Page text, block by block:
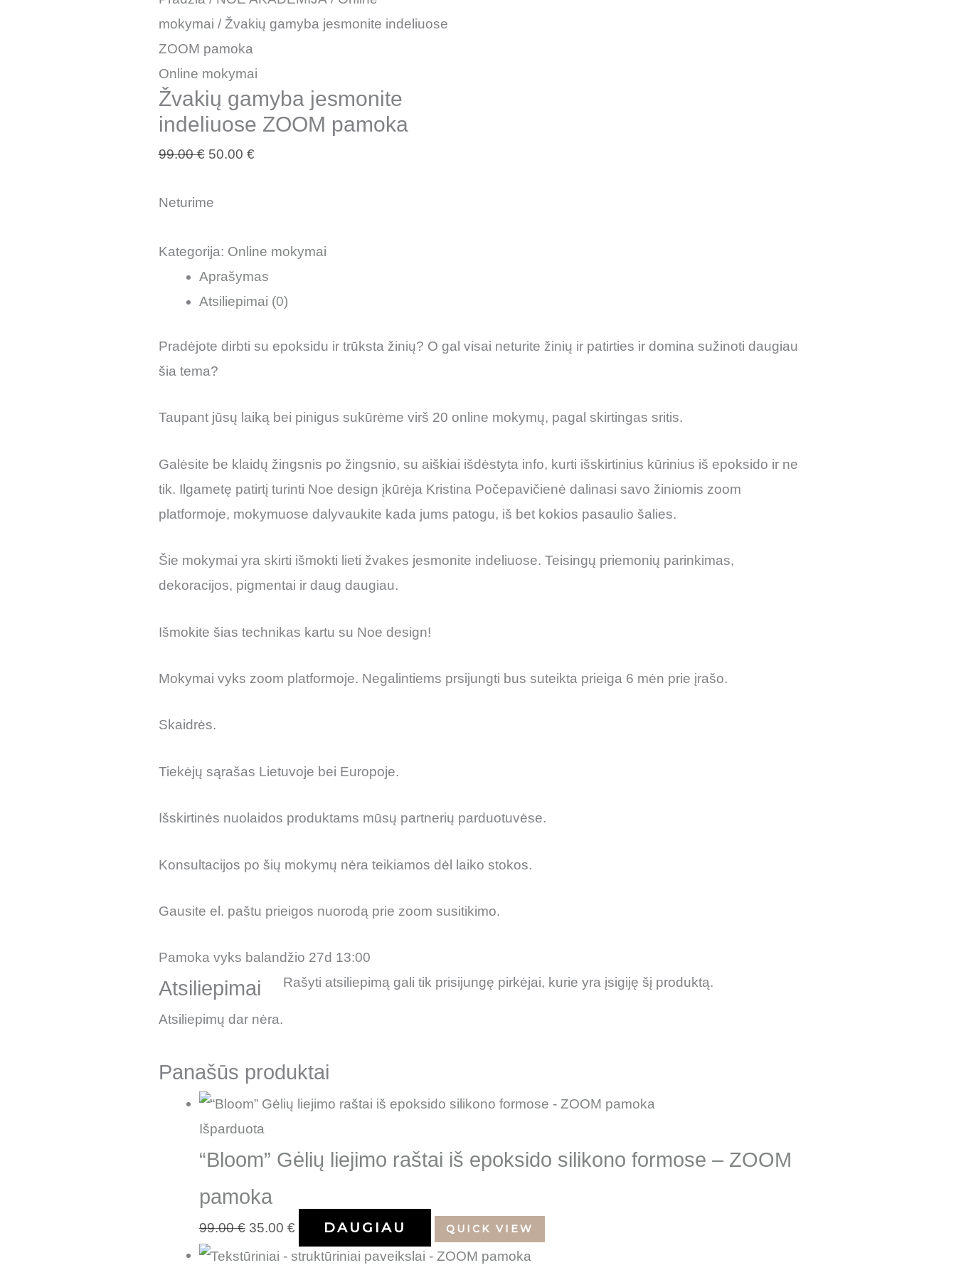
mokymai / Žvakių gamyba jesmonite indeliuose
ZOOM pamoka
Online mokymai
Žvakių gamyba jesmonite
indeliuose ZOOM pamoka
99.00€ 50.00 €
Neturime
Kategorija: Online mokymai
Aprašymas
Atsiliepimai (0)
Pradėjote dirbti su epoksidu ir trūksta žinių? O gal visai neturite žinių ir patirties ir domina sužinoti daugiau
šia tema?
Taupant jūsų laiką bei pinigus sukūrėme virš 20 online mokymų, pagal skirtingas sritis.
Galėsite be klaidų žingsnis po žingsnio, su aiškiai išdėstyta info, kurti išskirtinius kūrinius iš epoksido ir ne
tik. Ilgametę patirtį turinti Noe design įkūrėja Kristina Počepavičienė dalinasi savo žiniomis zoom
platformoje, mokymuose dalyvaukite kada jums patogu, iš bet kokios pasaulio šalies.
Šie mokymai yra skirti išmokti lieti žvakes jesmonite indeliuose. Teisingų priemonių parinkimas,
dekoracijos, pigmentai ir daug daugiau.
Išmokite šias technikas kartu su Noe design!
Mokymai vyks zoom platformoje. Negalintiems prsijungti bus suteikta prieiga 6 mėn prie įrašo.
Skaidrės.
Tiekėjų sąrašas Lietuvoje bei Europoje.
Išskirtinės nuolaidos produktams mūsų partnerių parduotuvėse.
Konsultacijos po šių mokymų nėra teikiamos dėl laiko stokos.
Gausite el. paštu prieigos nuorodą prie zoom susitikimo.
Pamoka vyks balandžio 27d 13:00
Atsiliepimai
Atsiliepimų dar nėra.
Rašyti atsiliepimą gali tik prisijungę pirkėjai, kurie yra įsigiję šį produktą.
Panašūs produktai
Išparduota
“Bloom” Gėlių liejimo raštai iš epoksido silikono formose – ZOOM
pamoka
99.00€ 35.00 € DAUGIAU QUICK VIEW